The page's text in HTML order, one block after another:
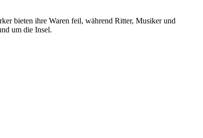
bieten ihre Waren feil, während Ritter, Musiker und
um die Insel.